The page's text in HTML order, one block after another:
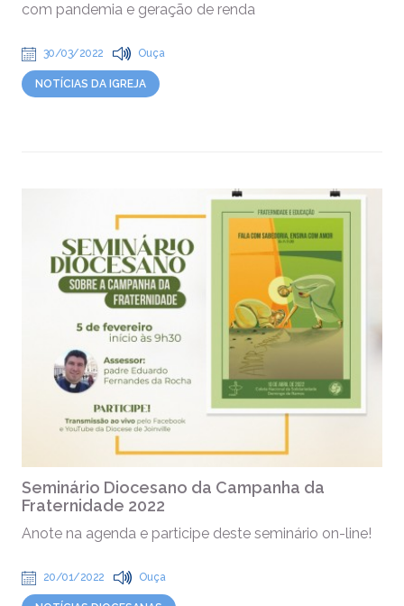
com pandemia e geração de renda
30/03/2022 Ouça
NOTÍCIAS DA IGREJA
Seminário Diocesano da Campanha da
Fraternidade 2022
Anote na agenda e participe deste seminário on-line!
20/01/2022 Ouça